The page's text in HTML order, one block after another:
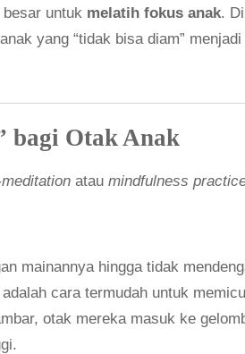
untuk melatih fokus anak.
yang “tidak bisa diam”
bagi Otak Anak
ataumindfulness
mainannya hingga tidak
cara termudah untuk
otak mereka masuk ke